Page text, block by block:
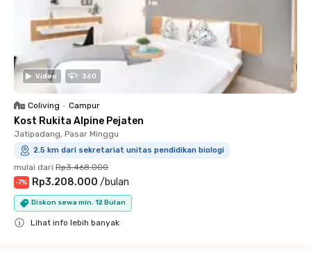
Video 360
Coliving • Campur
Kost Rukita Alpine Pejaten
Jatipadang, Pasar Minggu
2.5 km dari sekretariat unitas pendidikan biologi
mulai dari Rp3.468.000
-7% Rp3.208.000 /bulan
Diskon sewa min. 12 Bulan
Lihat info lebih banyak